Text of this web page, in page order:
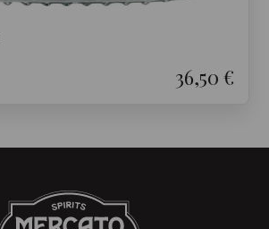
36,50 €